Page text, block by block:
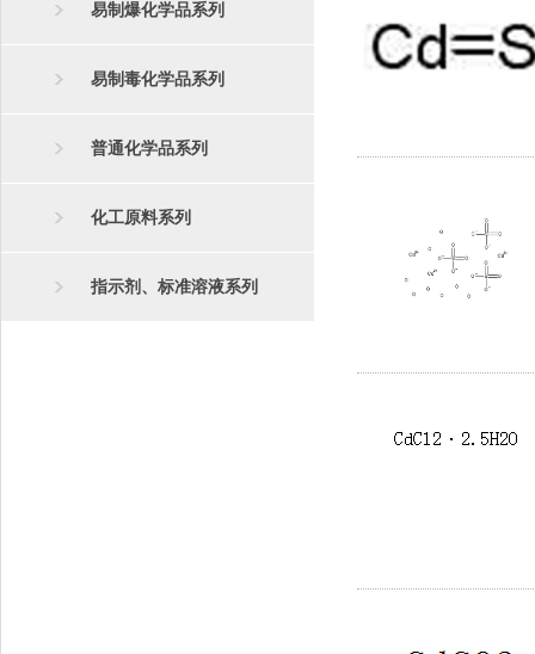
易制爆化学品系列
易制毒化学品系列
普通化学品系列
化工原料系列
指示剂、标准溶液系列